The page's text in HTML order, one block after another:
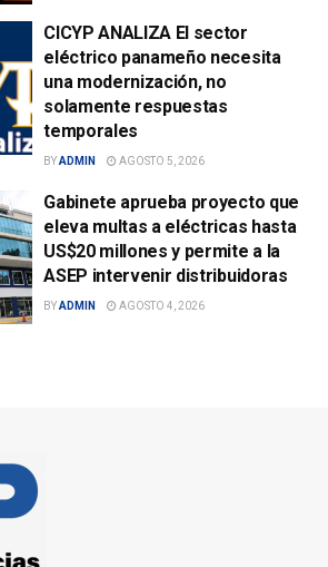
CICYP ANALIZA El sector
eléctrico panameño necesita
una modernización, no
solamente respuestas
temporales
BYADMIN AGOSTO 5, 2026
Gabinete aprueba proyecto que
eleva multas a eléctricas hasta
US$20 millones y permite a la
ASEP intervenir distribuidoras
BYADMIN AGOSTO 4, 2026